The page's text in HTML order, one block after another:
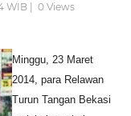
WIB | 0 Views
Minggu, 23 Maret
2014, para Relawan
Turun Tangan Bekasi